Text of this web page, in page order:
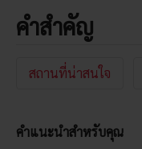
คำสำคัญ
สถานที่น่าสนใจ
คำแนะนำสำหรับคุณ